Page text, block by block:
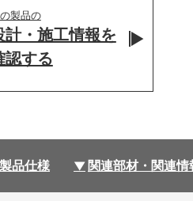
製品の
計・施工情報を
認する
製品仕様 関連部材・関連情